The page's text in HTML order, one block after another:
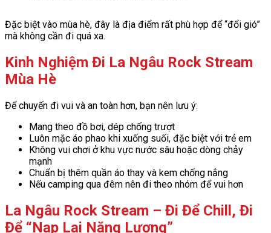
Đặc biệt vào mùa hè, đây là địa điểm rất phù hợp để “đổi gió”
mà không cần đi quá xa.
Kinh Nghiệm Đi La Ngâu Rock Stream
Mùa Hè
Để chuyến đi vui và an toàn hơn, bạn nên lưu ý:
Mang theo đồ bơi, dép chống trượt
Luôn mặc áo phao khi xuống suối, đặc biệt với trẻ em
Không vui chơi ở khu vực nước sâu hoặc dòng chảy
mạnh
Chuẩn bị thêm quần áo thay và kem chống nắng
Nếu camping qua đêm nên đi theo nhóm để vui hơn
La Ngâu Rock Stream – Đi Để Chill, Đi
Để “Nạp Lại Năng Lượng”